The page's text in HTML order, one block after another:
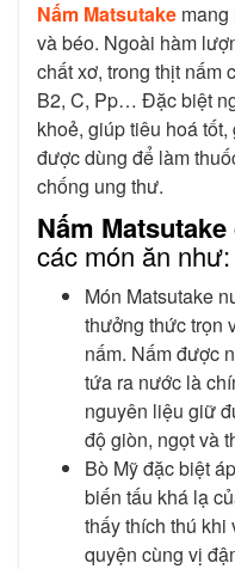
Nấm Matsutake mang
và béo. Ngoài hàm
chất xơ, trong thịt nấm
B2, C, Pp… Đặc biệt
khoẻ, giúp tiêu hoá tốt,
được dùng để làm
chống ung thư.
Nấm Matsutake
các món ăn như:
Món Matsutake
thưởng thức trọn
nấm. Nấm được
tứa ra nước là
nguyên liệu giữ
độ giòn, ngọt và
Bò Mỹ đặc biệt
biến tấu khá lạ
thấy thích thú khi
quyện cùng vị